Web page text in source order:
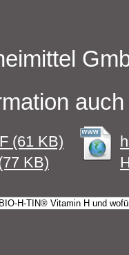
(61 KB)
KB)